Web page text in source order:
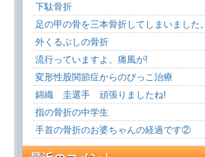
下駄骨折
足の甲の骨を三本骨折してしまいました。
外くるぶしの骨折
流行っていますよ、痛風が!
変形性股関節症からのびっこ治療
錦織 圭選手 頑張りましたね!
指の骨折の中学生
手首の骨折のお婆ちゃんの経過です②